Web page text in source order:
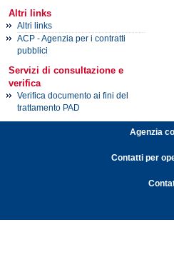
Altri links
Altri links
ACP - Agenzia per i contratti
pubblici
Servizi di consultazione e
verifica
Verifica documento ai fini del
trattamento PAD
Agenzia
Contatti per